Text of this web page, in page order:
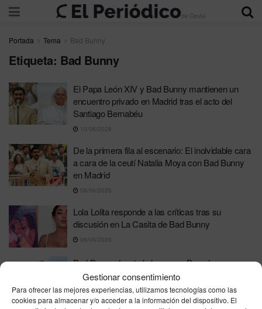
Gestionar consentimiento
Para ofrecer las mejores experiencias, utilizamos tecnologías como las
cookies para almacenar y/o acceder a la información del dispositivo. El
Portada Tema Bad Bunny
Etiqueta: Bad Bunny
El Papa León XIV y Bad Bunny mantienen un
encuentro privado en Madrid tras el acto del
Santiago Bernabéu
10/06/2026
De la primera fila al escenario: El inolvidable cara
a cara de la ceutí Natalia Moya con Bad Bunny
en Madrid
08/06/2026
Lola Lolita responde a las críticas tras su
discusión en La Casita de Bad Bunny
06/06/2026
Bad Bunny desata la locura en Barcelona con
una descomunal fiesta de identidad compartida
23/05/2026